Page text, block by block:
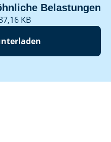
Belastungen
KB